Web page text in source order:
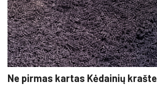
Ne pirmas kartas Kėdainių krašte